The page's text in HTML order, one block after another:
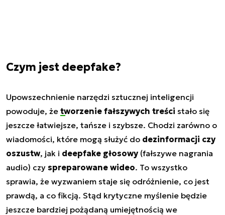
Czym jest deepfake?
Upowszechnienie narzędzi sztucznej inteligencji
powoduje, że tworzenie fałszywych treści stało się
jeszcze łatwiejsze, tańsze i szybsze. Chodzi zarówno o
wiadomości, które mogą służyć do dezinformacji czy
oszustw, jak i deepfake głosowy(fałszywe nagrania
audio) czy spreparowane wideo. To wszystko
sprawia, że wyzwaniem staje się odróżnienie, co jest
prawdą, a co fikcją. Stąd krytyczne myślenie będzie
jeszcze bardziej pożądaną umiejętnością we